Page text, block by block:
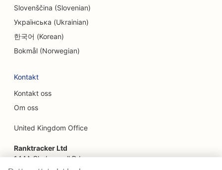
SEO for gård-til-bord-restauranter
SEO for finansplanleggere
SEO for finansielle tjenester
SEO for fine restauranter
SEO for blomsterhandlere
SEO for serveringssteder
Slovenščina (Slovenian)
Українська (Ukrainian)
한국어 (Korean)
Bokmål (Norwegian)
Kontakt
Kontakt oss
Om oss
United Kingdom Office
Ranktracker Ltd
144A Clerkenwell Rd